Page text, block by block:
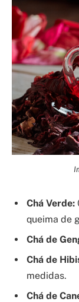
Chá Verde:
queima de
Chá de
Chá de
medidas.
Chá de